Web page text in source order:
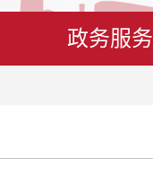
政务服务